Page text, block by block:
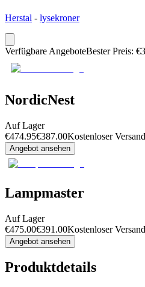
Herstal - lysekroner
Verfügbare AngeboteBester Preis: €
NordicNest
Auf Lager
€474.95€387.00Kostenloser Versand
Angebot ansehen
Lampmaster
Auf Lager
€475.00€391.00Kostenloser Versand
Angebot ansehen
Produktdetails